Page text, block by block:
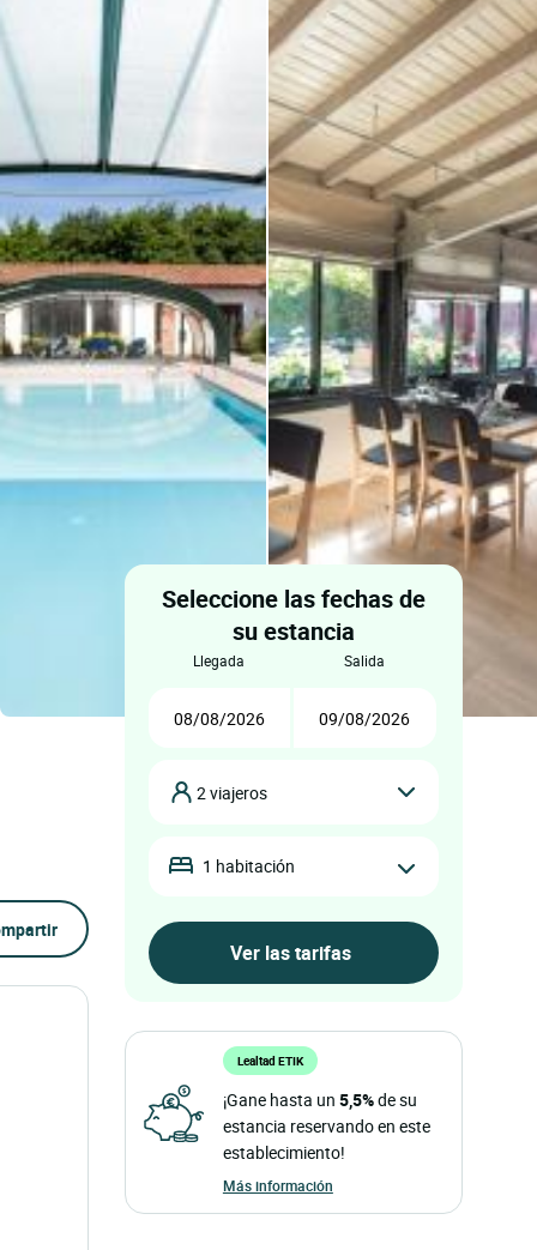
Seleccione las fechas de
su estancia
llegada salida
2 viajeros
1 habitación
Lealtad ETIK
¡Gane hasta un 5,5%de su
estancia reservando en este
establecimiento!
Más información